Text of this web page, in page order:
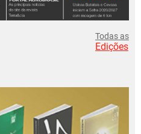
Todas as
Edições